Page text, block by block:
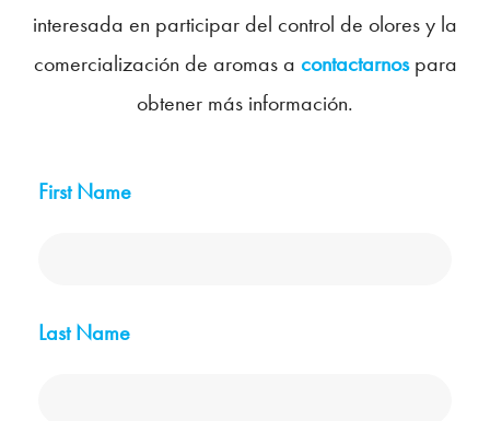
interesada en participar del control de olores y la
comercialización de aromas a contactarnospara
obtener más información.
First Name
Last Name